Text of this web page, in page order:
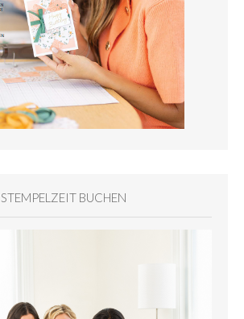
STEMPELZEIT BUCHEN